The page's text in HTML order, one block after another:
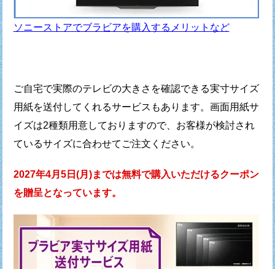
ソニーストアでブラビアを購入するメリットなど
ご自宅で実際のテレビの大きさを確認できる実寸サイズ
用紙を送付してくれるサービスもあります。 画面用紙サ
イズは2種類用意しておりますので、 お客様が検討され
ているサイズに合わせてご注文ください。
2027年4月5日(月)までは無料で購入いただけるクーポン
を贈呈となっています。